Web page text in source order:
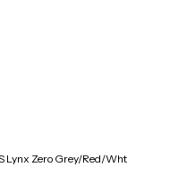
Lynx Zero Grey/Red/Wht